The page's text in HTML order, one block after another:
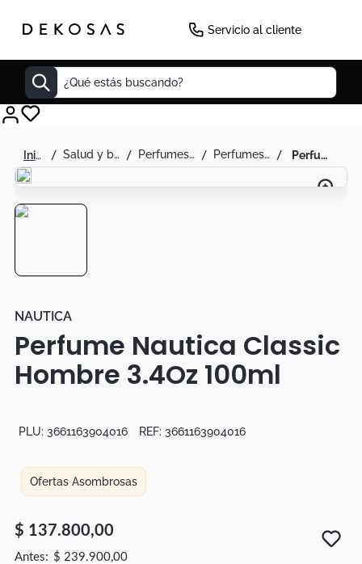
Servicio al cliente
¿Qué estás buscando?
salud y belleza perfumes y splash perfumes para hombre perfume nautica classic hombre 3.4oz 100ml
NAUTICA
Perfume Nautica Classic
Hombre 3.4Oz 100ml
PLU: 3661163904016 REF: 3661163904016
Ofertas Asombrosas
$ 137.800,00
$ 239.900,00
Decoracion
Botas
Lamparas
Bibliotecas
Duvet